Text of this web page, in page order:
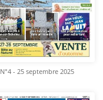
N°4 - 25 septembre 2025